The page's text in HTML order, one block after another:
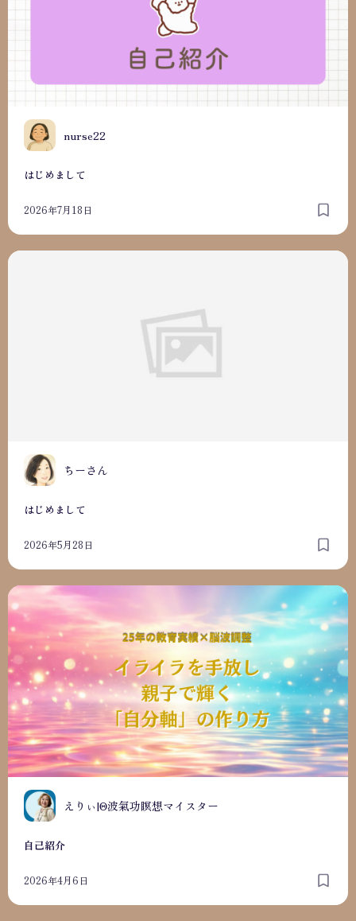
N nurse22
はじめまして
2026年7月18日
ちーさん
はじめまして
2026年5月28日
はじめまして
えりぃ|Θ波氣功瞑想マイスター
自己紹介
2026年4月6日
自己紹介